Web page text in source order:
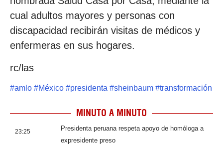
cual adultos mayores y personas con
discapacidad recibirán visitas de médicos y
enfermeras en sus hogares.
rc/las
#amlo #México #presidenta #sheinbaum #transformación
MINUTO A MINUTO
23:25
Presidenta peruana respeta apoyo de homóloga a
expresidente preso